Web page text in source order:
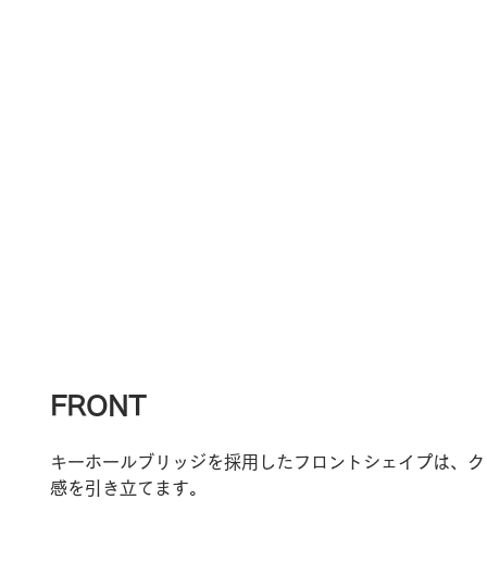
FRONT
キーホールブリッジを採用したフロントシェイプは、
感を引き立てます。